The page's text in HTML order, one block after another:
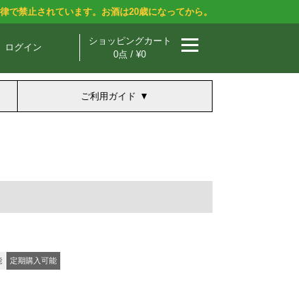
で禁止されています。お酒は20歳になってから。
ログイン
ショッピングカート
0点 / ¥0
ご利用ガイド
定期購入可能